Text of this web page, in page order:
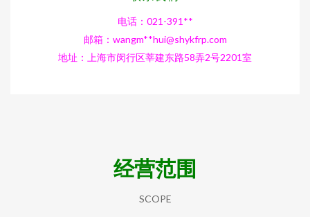
电话：021-391**
邮箱：wangm**hui@shykfrp.com
地址：上海市闵行区莘建东路58弄2号2201室
经营范围
SCOPE